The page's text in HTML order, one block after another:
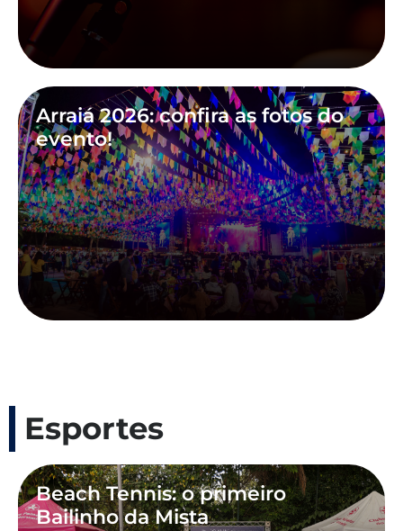
Arraiá 2026: confira as fotos do
evento!
Esportes
Beach Tennis: o primeiro
Bailinho da Mista